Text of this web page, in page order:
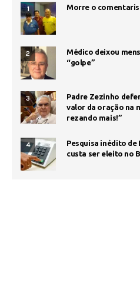
1 Morre o
2
Médico deixou
“golpe”
3
Padre Zezinho
valor da oração na
rezando mais!”
4
Pesquisa inédito
custa ser eleito no